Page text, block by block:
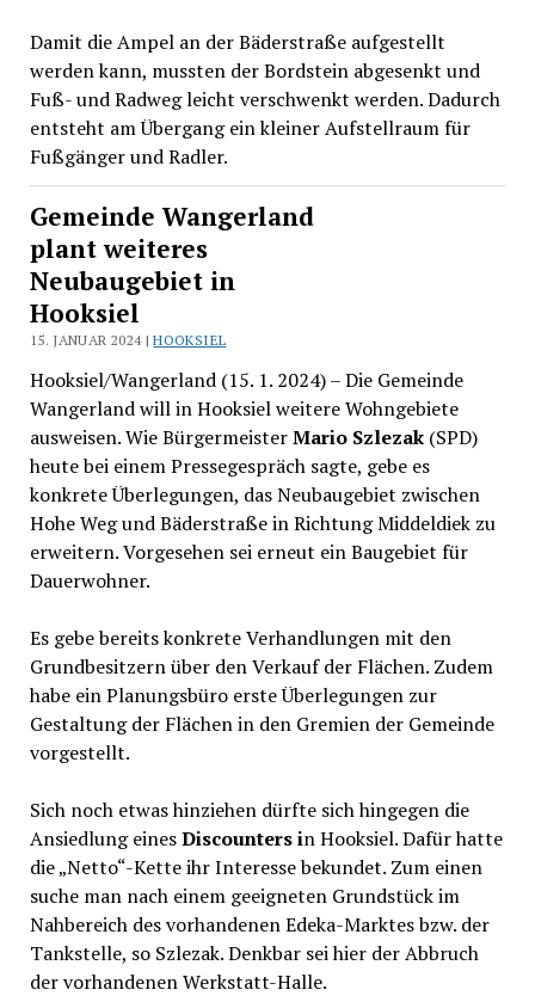
Damit die Ampel an der Bäderstraße aufgestellt
werden kann, mussten der Bordstein abgesenkt und
Fuß- und Radweg leicht verschwenkt werden. Dadurch
entsteht am Übergang ein kleiner Aufstellraum für
Fußgänger und Radler.
Gemeinde Wangerland
plant weiteres
Neubaugebiet in
Hooksiel
15. JANUAR 2024 |HOOKSIEL
Hooksiel/Wangerland (15. 1. 2024) – Die Gemeinde
Wangerland will in Hooksiel weitere Wohngebiete
ausweisen. Wie BürgermeisterMario Szlezak (SPD)
heute bei einem Pressegespräch sagte, gebe es
konkrete Überlegungen, das Neubaugebiet zwischen
Hohe Weg und Bäderstraße in Richtung Middeldiek zu
erweitern. Vorgesehen sei erneut ein Baugebiet für
Dauerwohner.
Es gebe bereits konkrete Verhandlungen mit den
Grundbesitzern über den Verkauf der Flächen. Zudem
habe ein Planungsbüro erste Überlegungen zur
Gestaltung der Flächen in den Gremien der Gemeinde
vorgestellt.
Sich noch etwas hinziehen dürfte sich hingegen die
Ansiedlung einesDiscounters in Hooksiel. Dafür hatte
die „Netto“-Kette ihr Interesse bekundet. Zum einen
suche man nach einem geeigneten Grundstück im
Nahbereich des vorhandenen Edeka-Marktes bzw. der
Tankstelle, so Szlezak. Denkbar sei hier der Abbruch
der vorhandenen Werkstatt-Halle.